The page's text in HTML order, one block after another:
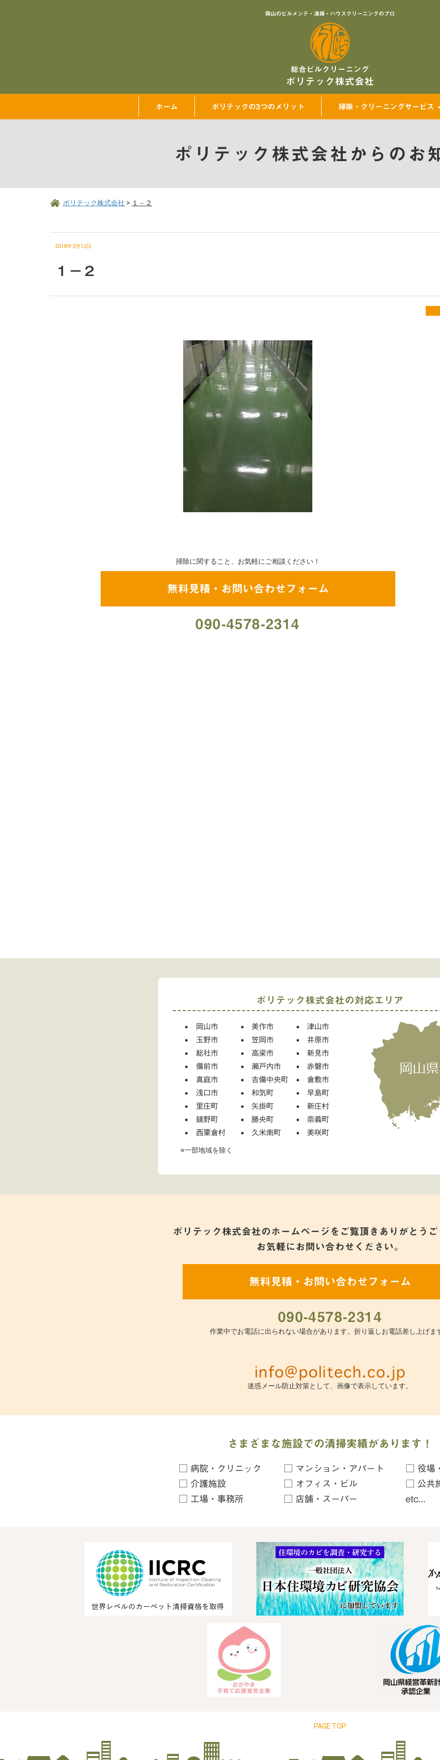
岡山のビルメンテ・清掃・ハウスクリーニングのプロ
総合ビルクリーニング
ポリテック株式会社
ホーム ポリテックの3つのメリット 掃除・クリーニングサービス
ポリテック株式会社からのお
ポリテック株式会社 > １－２
2018年3月12日
１－２
掃除に関すること、お気軽にご相談ください！
無料見積・お問い合わせフォーム
090-4578-2314
ポリテック株式会社の対応エリア
岡山市 美作市
津山市
玉野市
笠岡市
井原市
総社市
高梁市
新見市
備前市
瀬戸内市
赤磐市
真庭市
吉備中央町
倉敷市
浅口市
和気町
早島町
里庄町
矢掛町
新庄村
鏡野町
勝央町
奈義町
西粟倉村
久米南町 美咲町
※一部地域を除く
ポリテック株式会社のホームページをご覧頂きありがとうご
お気軽にお問い合わせください。
無料見積・お問い合わせフォーム
090-4578-2314
作業中でお電話に出られない場合があります。折り返しお電話差し上げま
迷惑メール防止対策として、画像で表示しています。
さまざまな施設での清掃実績があります！
□ 病院・クリニック
□ 介護施設
□ 工場・事務所
□ マンション・アパート
□ オフィス・ビル
□ 店舗・スーパー
□ 役場
□ 公共
etc...
PAGE TOP